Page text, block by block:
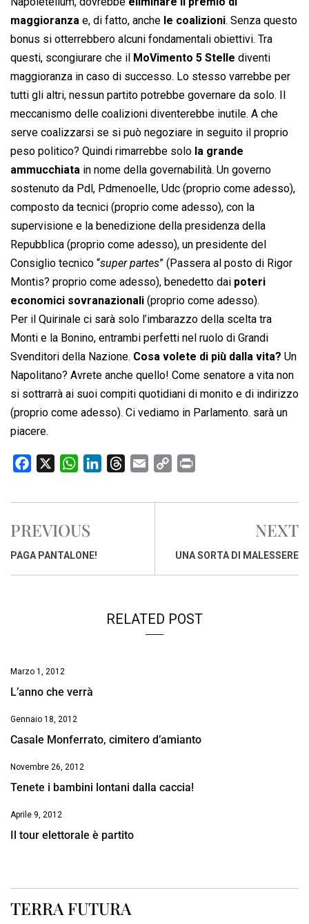
maggioranza e, di fatto, anche le coalizioni. Senza questo
bonus si otterrebbero alcuni fondamentali obiettivi. Tra
questi, scongiurare che il MoVimento 5 Stelle diventi
maggioranza in caso di successo. Lo stesso varrebbe per
tutti gli altri, nessun partito potrebbe governare da solo. Il
meccanismo delle coalizioni diventerebbe inutile. A che
serve coalizzarsi se si può negoziare in seguito il proprio
peso politico? Quindi rimarrebbe solo la grande
ammucchiata in nome della governabilità. Un governo
sostenuto da Pdl, Pdmenoelle, Udc (proprio come adesso),
composto da tecnici (proprio come adesso), con la
supervisione e la benedizione della presidenza della
Repubblica (proprio come adesso), un presidente del
Consiglio tecnico “super partes” (Passera al posto di Rigor
Montis? proprio come adesso), benedetto dai poteri
economici sovranazionali (proprio come adesso).
Per il Quirinale ci sarà solo l’imbarazzo della scelta tra
Monti e la Bonino, entrambi perfetti nel ruolo di Grandi
Svenditori della Nazione. Cosa volete di più dalla vita? Un
Napolitano? Avrete anche quello! Come senatore a vita non
si sottrarrà ai suoi compiti quotidiani di monito e di indirizzo
(proprio come adesso). Ci vediamo in Parlamento. sarà un
piacere.
c
b
o
W
a
s
A
n
r
a
p
i
PREVIOUS
PAGA PANTALONE!
NEXT
UNA SORTA DI MALESSERE
RELATED POST
Marzo 1, 2012
L’anno che verrà
Gennaio 18, 2012
Casale Monferrato, cimitero d’amianto
Novembre 26, 2012
Tenete i bambini lontani dalla caccia!
Aprile 9, 2012
Il tour elettorale è partito
TERRA FUTURA